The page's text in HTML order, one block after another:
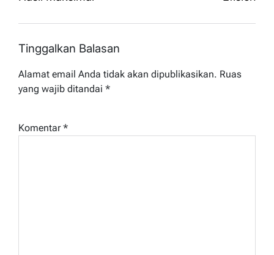
Tinggalkan Balasan
Alamat email Anda tidak akan dipublikasikan. Ruas
yang wajib ditandai *
Komentar*